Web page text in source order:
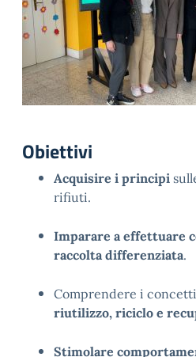
Obiettivi
Acquisire i principi
rifiuti.
Imparare a effettuare
raccolta differenziata.
Comprendere i
riutilizzo, riciclo e
Stimolare